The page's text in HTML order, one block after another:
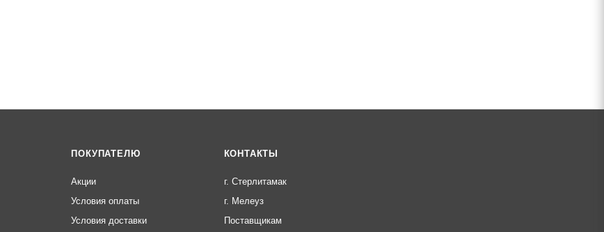
ПОКУПАТЕЛЮ
Акции
Условия оплаты
Условия доставки
КОНТАКТЫ
г. Стерлитамак
г. Мелеуз
Поставщикам